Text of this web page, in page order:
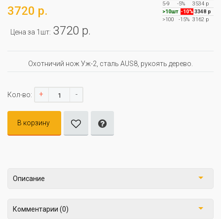
3720 р.
Цена за 1шт: 3720 р.
5-9
-5%
3534 р
>10шт -10% 3348 р
>100
-15% 3162 р
Охотничий нож Уж-2, сталь AUS8, рукоять дерево.
Кол-во: + -
В корзину
Описание
Комментарии (0)